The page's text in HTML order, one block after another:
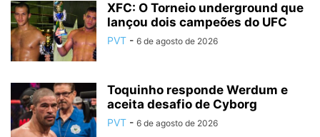
XFC: O Torneio underground que
lançou dois campeões do UFC
PVT - 6 de agosto de 2026
Toquinho responde Werdum e
aceita desafio de Cyborg
PVT - 6 de agosto de 2026